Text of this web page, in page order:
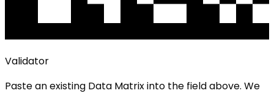
Validator
Paste an existing Data Matrixinto the field above. We